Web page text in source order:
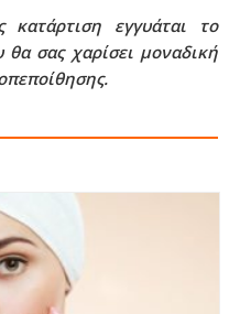
εγγυάται το
σας χαρίσει μοναδική